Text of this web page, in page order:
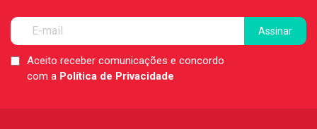
LGPDAceito receber comunicações e concordo
com a Política de Privacidade